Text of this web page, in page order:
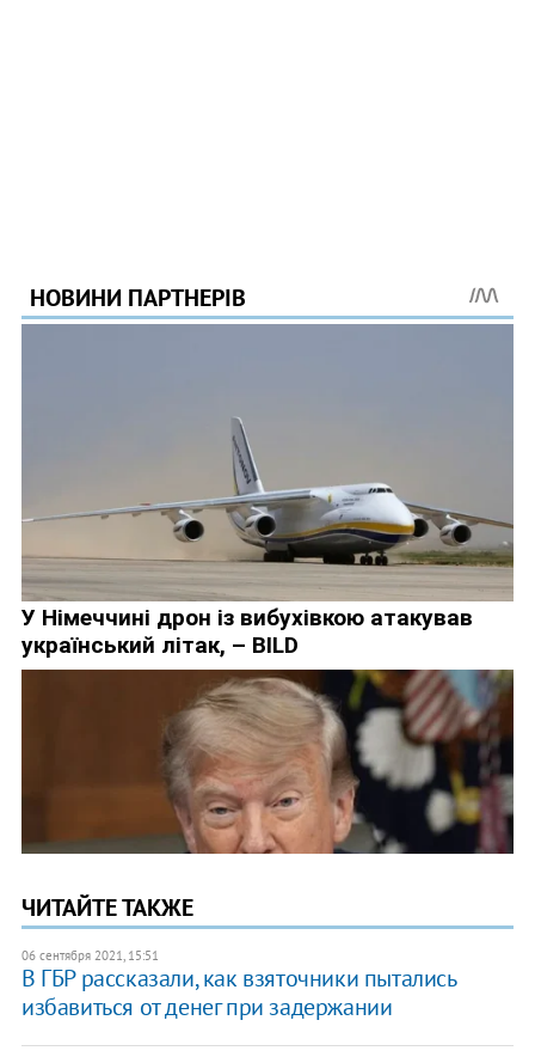
ЧИТАЙТЕ ТАКЖЕ
06 сентября 2021, 15:51
В ГБР рассказали, как взяточники пытались
избавиться от денег при задержании